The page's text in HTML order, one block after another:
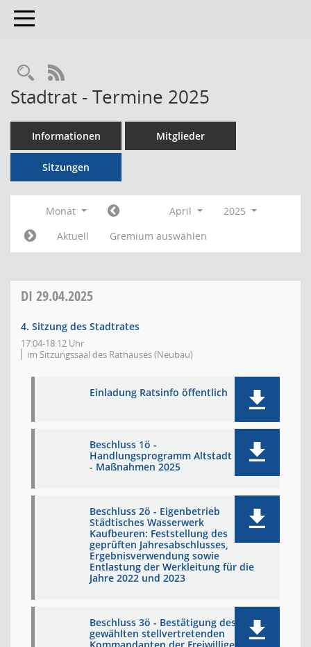
Toggle navigation
RSS-Feed
Stadtrat - Termine 2025
Informationen Mitglieder
Sitzungen
Monat April
2025
Aktuell
Gremium auswählen
DI 29.04.2025
4. Sitzung des Stadtrates
17:04-18:12 Uhr
im Sitzungssaal des Rathauses (Neubau)
Einladung Ratsinfo öffentlich
Beschluss 1ö -
Handlungsprogramm Altstadt 2030
- Maßnahmen 2025
Beschluss 2ö - Eigenbetrieb
Städtisches Wasserwerk
Kaufbeuren: Feststellung des
geprüften Jahresabschlusses,
Ergebnisverwendung sowie
Entlastung der Werkleitung für die
Jahre 2022 und 2023
Beschluss 3ö - Bestätigung des
gewählten stellvertretenden